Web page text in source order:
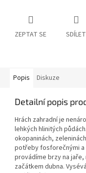
ZEPTAT SE SDÍLET
Popis Diskuze
Detailní popis
Hrách zahradní je
lehkých hlinitých
okopaninách,
potřeby fosforečnými a
provádíme brzy na
začátkem dubna.